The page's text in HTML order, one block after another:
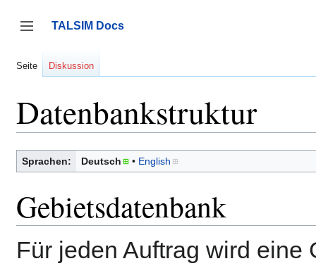
springen
Seitenleiste umschalten
TALSIM Docs
Seite Diskussion
Datenbankstruktur
Sprachen: Deutsch English
Gebietsdatenbank
Für jeden Auftrag wird eine